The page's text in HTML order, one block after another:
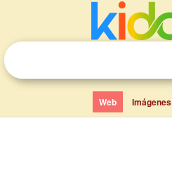
Web Imágenes